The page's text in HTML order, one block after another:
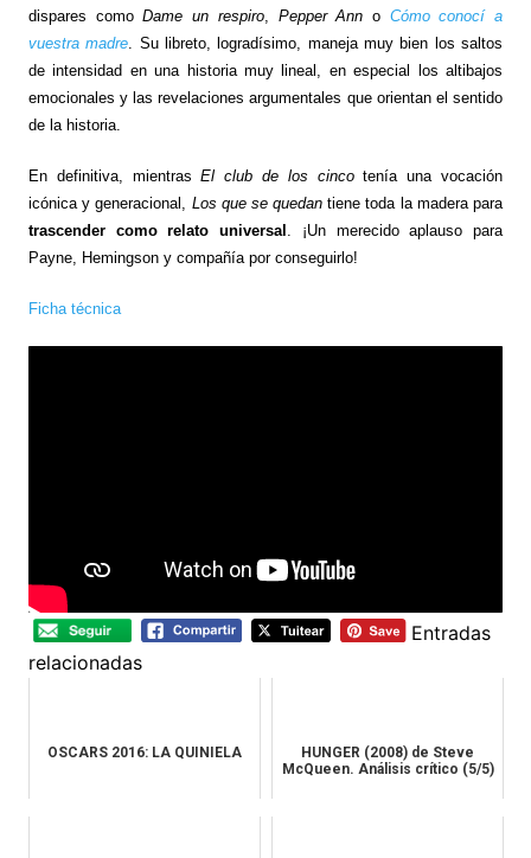
dispares comoDame un respiro, Pepper Ann o Cómo conocí a
vuestra madre . Su libreto, logradísimo, maneja muy bien los saltos
de intensidad en una historia muy lineal, en especial los altibajos
emocionales y las revelaciones argumentales que orientan el sentido
de la historia.
En definitiva, mientrasEl club de los cincotenía una vocación
icónica y generacional, Los que se quedan tiene toda la madera para
trascender como relato universal . ¡Un merecido aplauso para
Payne, Hemingson y compañía por conseguirlo!
Ficha técnica
Entradas
relacionadas
OSCARS 2016: LA QUINIELA
HUNGER (2008) de Steve
McQueen. Análisis crítico (5/5)